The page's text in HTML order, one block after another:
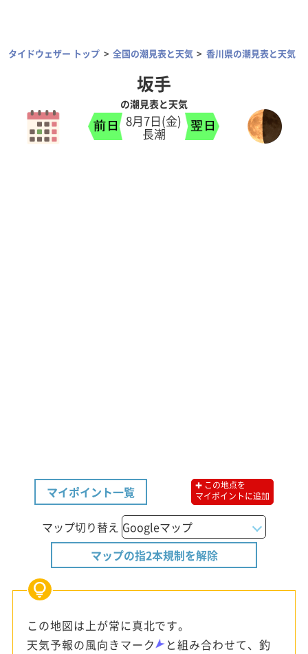
タイドウェザー トップ 全国の潮見表と天気 香川県の潮見表と天気
坂手
の潮見表と天気
8月7日(金)
長潮
マイポイント一覧
✚ この地点を
マイポイントに追加
マップ切り替え
マップの指2本規制を解除
この地図は上が常に真北です。
天気予報の風向きマーク
と組み合わせて、釣